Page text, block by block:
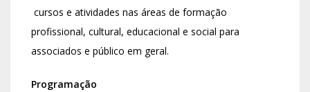
cursos e atividades nas áreas de formação
profissional, cultural, educacional e social para
associados e público em geral.
Programação